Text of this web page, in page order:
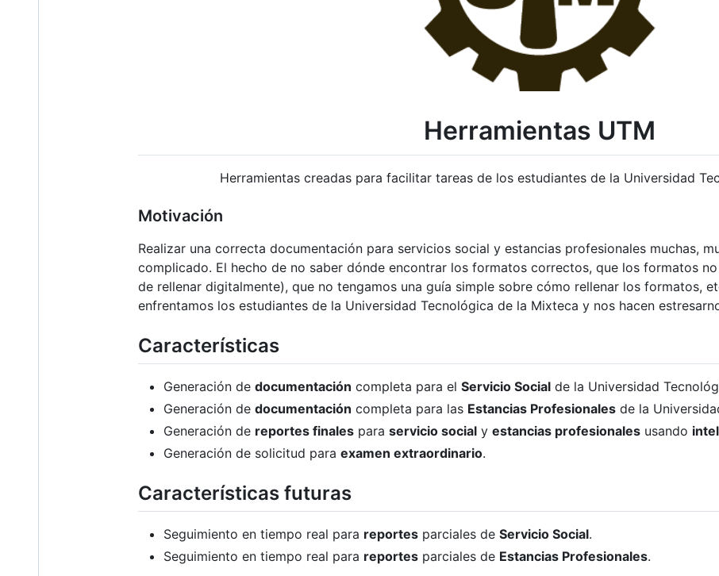
Herramientas UTM
Herramientas creadas para facilitar tareas de los estudiantes de la Universidad
Motivación
Realizar una correcta documentación para servicios social y estancias profesionales muchas,
complicado. El hecho de no saber dónde encontrar los formatos correctos, que los formatos
de rellenar digitalmente), que no tengamos una guía simple sobre cómo rellenar los formatos,
enfrentamos los estudiantes de la Universidad Tecnológica de la Mixteca y nos hacen
Características
Generación de documentación completa para el Servicio Social de la Universidad
Generación de documentación completa para las Estancias Profesionales de la
Generación de reportes finales para servicio social y estancias profesionales usando
Generación de solicitud para examen extraordinario.
Características futuras
Seguimiento en tiempo real para reportes parciales de Servicio Social.
Seguimiento en tiempo real para reportes parciales de Estancias Profesionales.